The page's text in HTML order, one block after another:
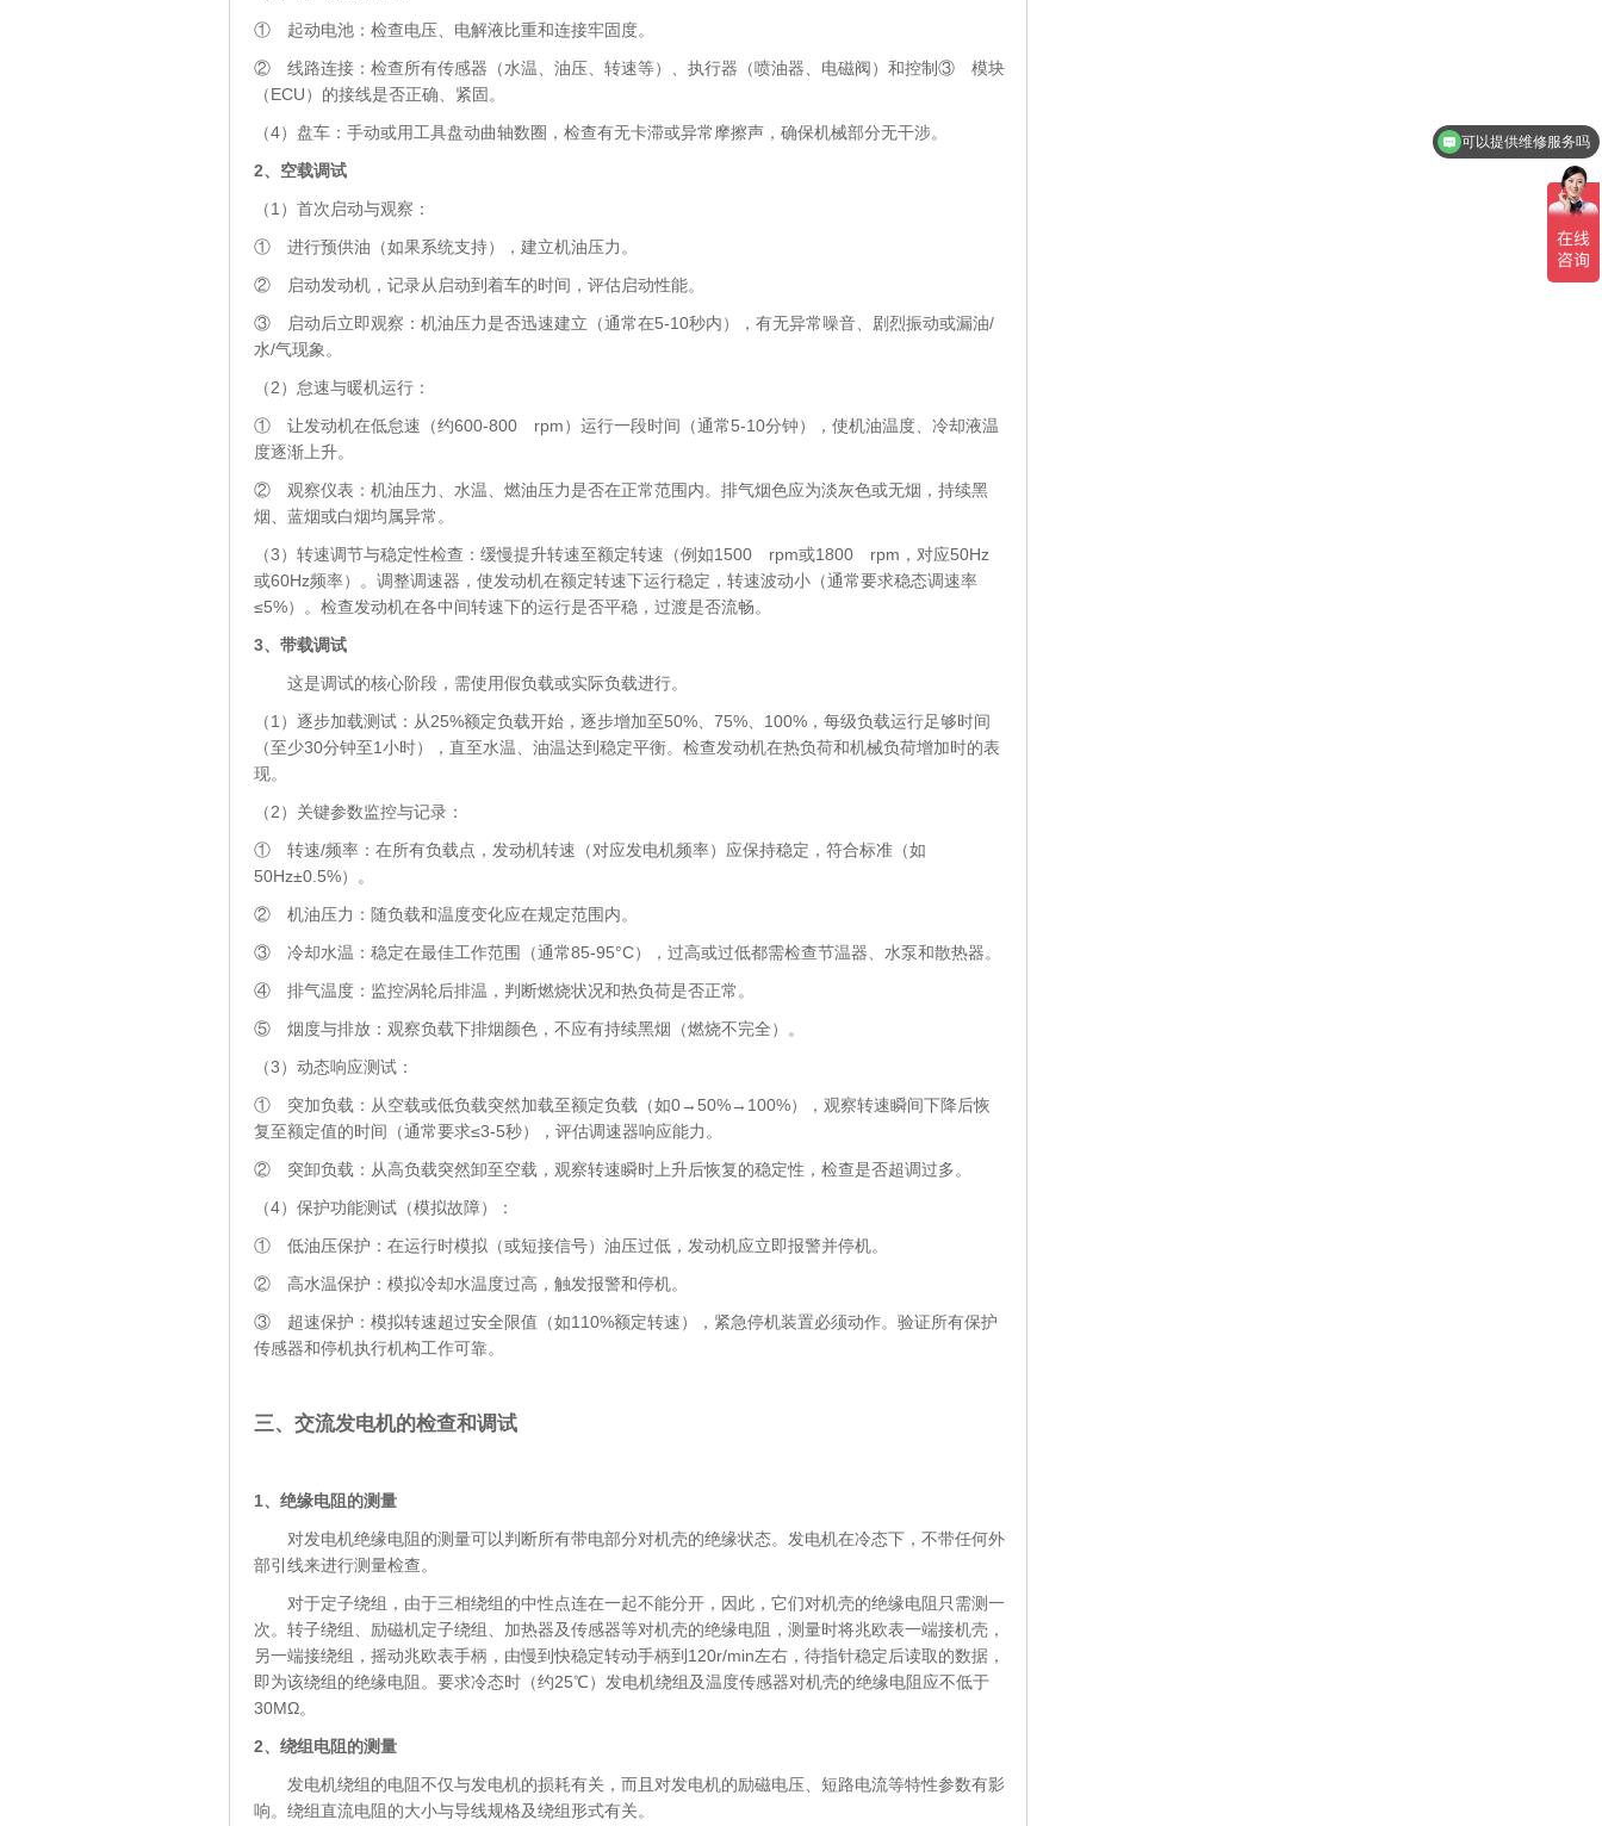
① 起动电池：检查电压、电解液比重和连接牢固度。
② 线路连接：检查所有传感器（水温、油压、转速等）、执行器（喷油器、电磁阀）和控制③ 模块
（ECU）的接线是否正确、紧固。
（4）盘车：手动或用工具盘动曲轴数圈，检查有无卡滞或异常摩擦声，确保机械部分无干涉。
2、空载调试
（1）首次启动与观察：
① 进行预供油（如果系统支持），建立机油压力。
② 启动发动机，记录从启动到着车的时间，评估启动性能。
③ 启动后立即观察：机油压力是否迅速建立（通常在5-10秒内），有无异常噪音、剧烈振动或漏油/
水/气现象。
（2）怠速与暖机运行：
① 让发动机在低怠速（约600-800 rpm）运行一段时间（通常5-10分钟），使机油温度、冷却液温
度逐渐上升。
② 观察仪表：机油压力、水温、燃油压力是否在正常范围内。排气烟色应为淡灰色或无烟，持续黑
烟、蓝烟或白烟均属异常。
（3）转速调节与稳定性检查：缓慢提升转速至额定转速（例如1500 rpm或1800 rpm，对应50Hz
或60Hz频率）。调整调速器，使发动机在额定转速下运行稳定，转速波动小（通常要求稳态调速率
≤5%）。检查发动机在各中间转速下的运行是否平稳，过渡是否流畅。
3、 带载调试
这是调试的核心阶段，需使用假负载或实际负载进行。
（1）逐步加载测试：从25%额定负载开始，逐步增加至50%、75%、100%，每级负载运行足够时间
（至少30分钟至1小时），直至水温、油温达到稳定平衡。检查发动机在热负荷和机械负荷增加时的表
现。
（2）关键参数监控与记录：
① 转速/频率：在所有负载点，发动机转速（对应发电机频率）应保持稳定，符合标准（如
50Hz±0.5%）。
② 机油压力：随负载和温度变化应在规定范围内。
③ 冷却水温：稳定在最佳工作范围（通常85-95°C），过高或过低都需检查节温器、水泵和散热器。
④ 排气温度：监控涡轮后排温，判断燃烧状况和热负荷是否正常。
⑤ 烟度与排放：观察负载下排烟颜色，不应有持续黑烟（燃烧不完全）。
（3）动态响应测试：
① 突加负载：从空载或低负载突然加载至额定负载（如0→50%→100%），观察转速瞬间下降后恢
复至额定值的时间（通常要求≤3-5秒），评估调速器响应能力。
② 突卸负载：从高负载突然卸至空载，观察转速瞬时上升后恢复的稳定性，检查是否超调过多。
（4）保护功能测试（模拟故障）：
① 低油压保护：在运行时模拟（或短接信号）油压过低，发动机应立即报警并停机。
② 高水温保护：模拟冷却水温度过高，触发报警和停机。
③ 超速保护：模拟转速超过安全限值（如110%额定转速），紧急停机装置必须动作。 验证所有保护
传感器和停机执行机构工作可靠。
三、交流发电机的检查和调试
1、绝缘电阻的测量
对发电机绝缘电阻的测量可以判断所有带电部分对机壳的绝缘状态。发电机在冷态下，不带任何外
部引线来进行测量检查。
对于定子绕组，由于三相绕组的中性点连在一起不能分开，因此，它们对机壳的绝缘电阻只需测一
次。转子绕组、励磁机定子绕组、加热器及传感器等对机壳的绝缘电阻，测量时将兆欧表一端接机壳，
另一端接绕组，摇动兆欧表手柄，由慢到快稳定转动手柄到120r/min左右，待指针稳定后读取的数据，
即为该绕组的绝缘电阻。要求冷态时（约25℃）发电机绕组及温度传感器对机壳的绝缘电阻应不低于
30MΩ。
2、绕组电阻的测量
发电机绕组的电阻不仅与发电机的损耗有关，而且对发电机的励磁电压、短路电流等特性参数有影
响。绕组直流电阻的大小与导线规格及绕组形式有关。
可以提供租赁服务吗